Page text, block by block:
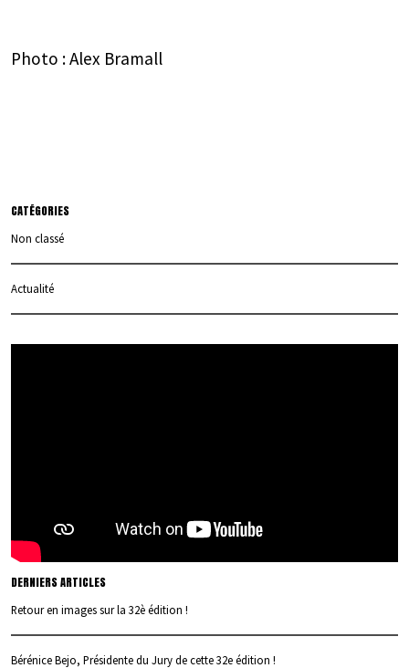
Photo : Alex Bramall
CATÉGORIES
Non classé
Actualité
DERNIERS ARTICLES
Retour en images sur la 32è édition !
Bérénice Bejo, Présidente du Jury de cette 32e édition !